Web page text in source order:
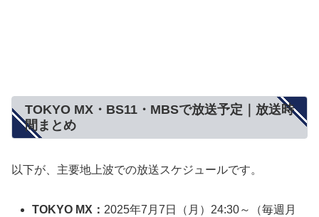
TOKYO MX・BS11・MBSで放送予定｜放送時
間まとめ
以下が、主要地上波での放送スケジュールです。
TOKYO MX： 2025年7月7日（月）24:30～（毎週月